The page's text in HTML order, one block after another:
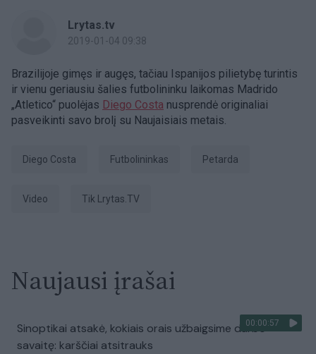
Lrytas.tv
2019-01-04 09:38
Brazilijoje gimęs ir augęs, tačiau Ispanijos pilietybę turintis
ir vienu geriausiu šalies futbolininku laikomas Madrido
„Atletico“ puolėjas Diego Costa nusprendė originaliai
pasveikinti savo brolį su Naujaisiais metais.
Diego Costa futbolininkas petarda
Video tik Lrytas.TV
Naujausi įrašai
00:00:57
Sinoptikai atsakė, kokiais orais užbaigsime darbo
savaitę: karščiai atsitrauks